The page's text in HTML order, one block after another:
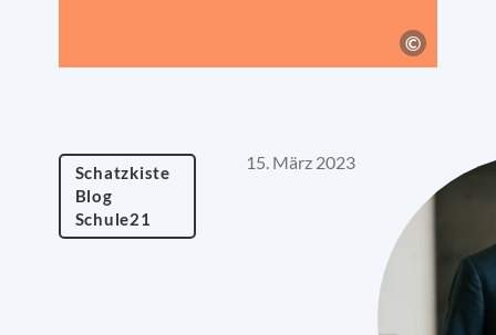
Schatzkiste
Blog
Schule21
15. März 2023